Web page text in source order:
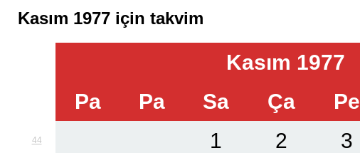
Kasım 1977 için takvim
Kasım 1977
Pa
Pa Sa Ça Pe
44 1 2 3